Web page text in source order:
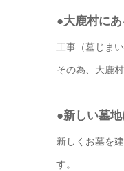
●大鹿村に
工事（墓じま
その為、大鹿
●新しい墓
新しくお墓を
す。